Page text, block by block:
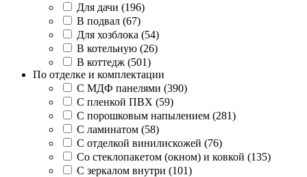
Для дачи (196)
В подвал (67)
Для хозблока (54)
В котельную (26)
В коттедж (501)
По отделке и комплектации
С МДФ панелями (390)
С пленкой ПВХ (59)
С порошковым напылением (281)
С ламинатом (58)
С отделкой винилискожей (76)
Со стеклопакетом (окном) и ковкой (135)
С зеркалом внутри (101)